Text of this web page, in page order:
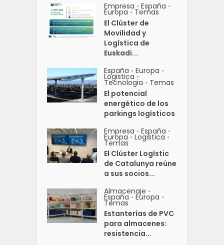
Empresa • España •
Europa • Temas
El Clúster de
Movilidad y
Logística de
Euskadi...
España • Europa •
Logistica •
Tecnologia • Temas
El potencial
energético de los
parkings logísticos
Empresa • España •
Europa • Logistica •
Temas
El Clúster Logístic
de Catalunya reúne
a sus socios...
Almacenaje •
España • Europa •
Temas
Estanterías de PVC
para almacenes:
resistencia...